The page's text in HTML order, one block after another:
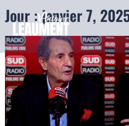
Jour : janvier 7,